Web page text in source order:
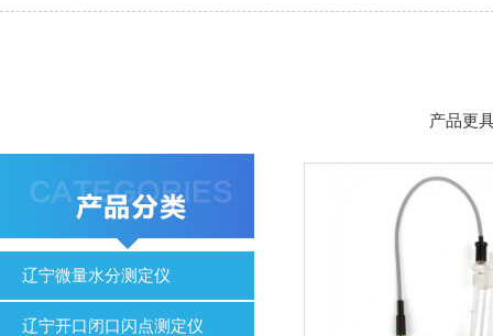
产品更
辽宁微量水分测定仪
辽宁开口闭口闪点测定仪